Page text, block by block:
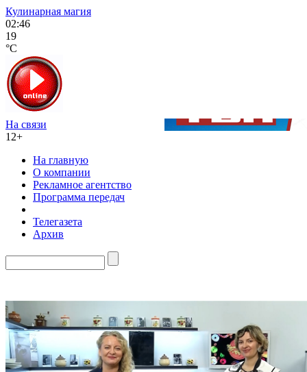
Кулинарная магия
02:46
19
°C
На связи
12+
На главную
О компании
Рекламное агентство
Программа передач
Телегазета
Архив